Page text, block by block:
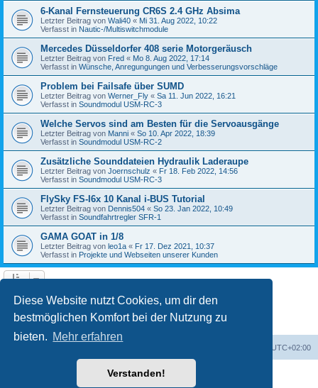
Diese Website nutzt Cookies, um dir den
bestmöglichen Komfort bei der Nutzung zu
bieten. Mehr erfahren
Verstanden!
6-Kanal Fernsteuerung CR6S 2.4 GHz Absima
Letzter Beitrag von Wali40 « Mi 31. Aug 2022, 10:22
Verfasst in Nautic-/Multiswitchmodule
Mercedes Düsseldorfer 408 serie Motorgeräusch
Letzter Beitrag von Fred « Mo 8. Aug 2022, 17:14
Verfasst in Wünsche, Anregungungen und Verbesserungsvorschläge
Problem bei Failsafe über SUMD
Letzter Beitrag von Werner_Fly « Sa 11. Jun 2022, 16:21
Verfasst in Soundmodul USM-RC-3
Welche Servos sind am Besten für die Servoausgänge
Letzter Beitrag von Manni « So 10. Apr 2022, 18:39
Verfasst in Soundmodul USM-RC-2
Zusätzliche Sounddateien Hydraulik Laderaupe
Letzter Beitrag von Joernschulz « Fr 18. Feb 2022, 14:56
Verfasst in Soundmodul USM-RC-3
FlySky FS-I6x 10 Kanal i-BUS Tutorial
Letzter Beitrag von Dennis504 « So 23. Jan 2022, 10:49
Verfasst in Soundfahrtregler SFR-1
GAMA GOAT in 1/8
Letzter Beitrag von leo1a « Fr 17. Dez 2021, 10:37
Verfasst in Projekte und Webseiten unserer Kunden
Die Suche ergab 122 Treffer 1 2 3 4
UTC+02:00
Powered byphpBB® Forum Software © phpBB Limited
phpBB.de